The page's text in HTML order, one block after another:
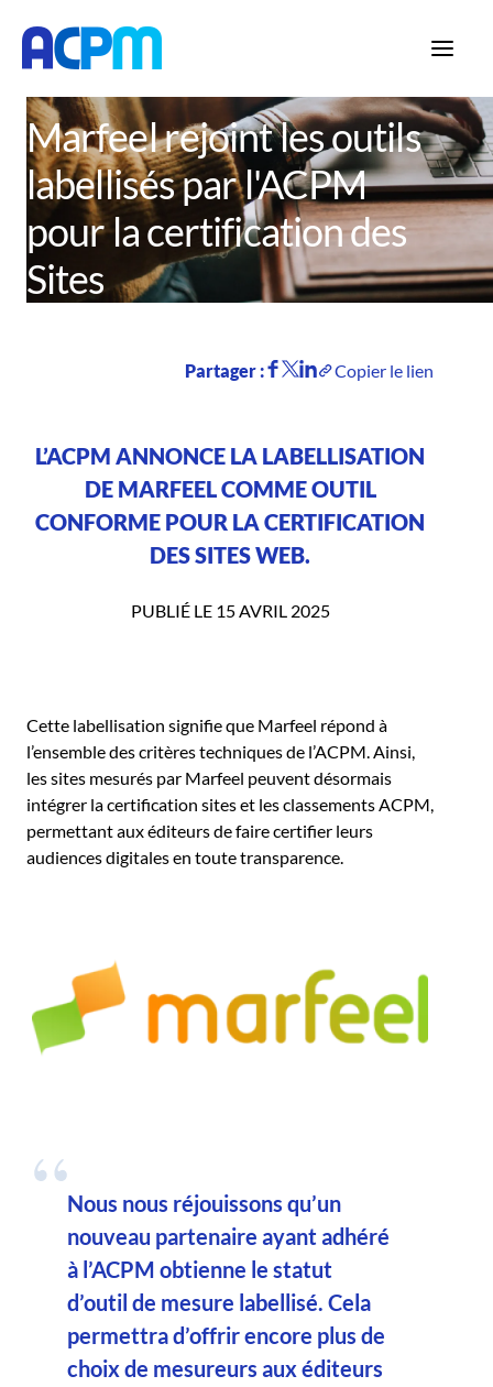
Marfeel rejoint les outils
labellisés par l'ACPM
pour la certification des
Sites
Partager : Copier le lien
L’ACPM ANNONCE LA LABELLISATION
DE MARFEEL COMME OUTIL
CONFORME POUR LA CERTIFICATION
DES SITES WEB.
PUBLIÉ LE 15 AVRIL 2025
Cette labellisation signifie que Marfeel répond à
l’ensemble des critères techniques de l’ACPM. Ainsi,
les sites mesurés par Marfeel peuvent désormais
intégrer la certification sites et les classements ACPM,
permettant aux éditeurs de faire certifier leurs
audiences digitales en toute transparence.
Nous nous réjouissons qu’un
nouveau partenaire ayant adhéré
à l’ACPM obtienne le statut
d’outil de mesure labellisé. Cela
permettra d’offrir encore plus de
choix de mesureurs aux éditeurs